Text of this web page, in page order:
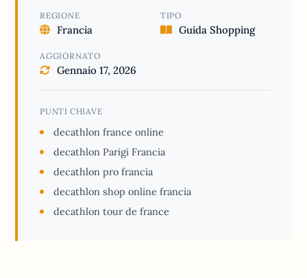
REGIONE
Francia
TIPO
Guida Shopping
AGGIORNATO
Gennaio 17, 2026
PUNTI CHIAVE
decathlon france online
decathlon Parigi Francia
decathlon pro francia
decathlon shop online francia
decathlon tour de france